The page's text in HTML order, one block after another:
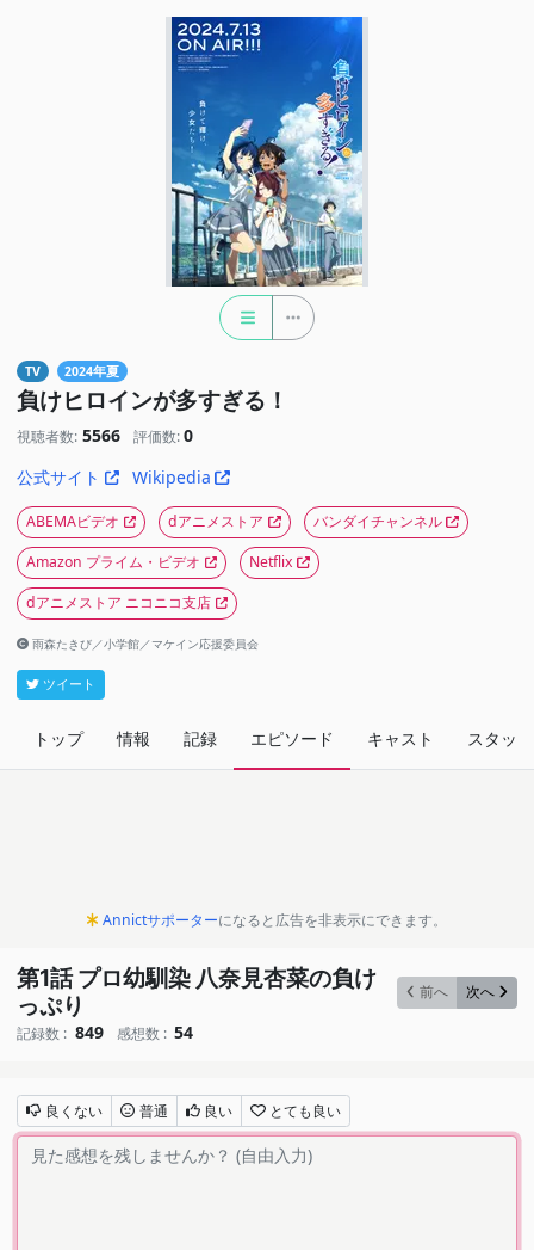
TV 2024年夏
負けヒロインが多すぎる！
視聴者数: 5566 評価数: 0
公式サイト
Wikipedia
ABEMAビデオ dアニメストア
バンダイチャンネル
Amazon プライム・ビデオ
Netflix
dアニメストア ニコニコ支店
雨森たきび／小学館／マケイン応援委員会
ツイート
トップ 情報 記録 エピソード キャスト スタッフ
Annictサポーターになると広告を非表示にできます。
第1話 プロ幼馴染 八奈見杏菜の負け
っぷり
前へ 次へ
記録数 : 849 感想数 : 54
良くない 普通 良い とても良い